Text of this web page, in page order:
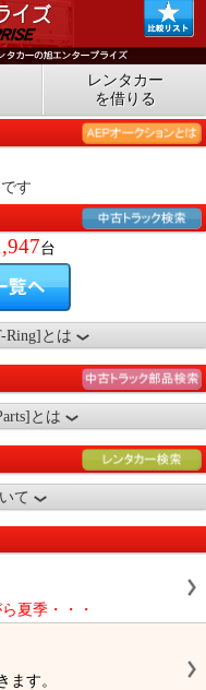
レンタカー
を借りる
す
台
Ring]とは
とは
て
夏季・・・
す。